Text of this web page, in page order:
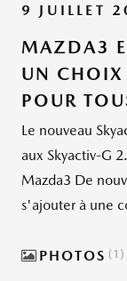
9 JUILLET
MAZDA3
UN CHOIX
POUR
Le nouveau
aux Skyactiv-G
Mazda3 De
s'ajouter à une
PHOTOS 1